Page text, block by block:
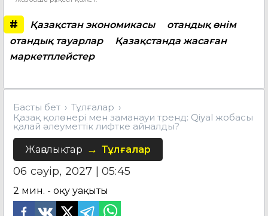
# Қазақстан экономикасы
отандық өнім
отандық тауарлар
Қазақстанда жасаған
маркетплейстер
Басты бет
Тұлғалар
Қазақ қолөнері мен заманауи тренд: Qiyal жобасы
қалай әлеуметтік лифтке айналды?
Жаңалықтар Тұлғалар
06 сәуір, 2027 | 05:45
2 мин. - оқу уақыты